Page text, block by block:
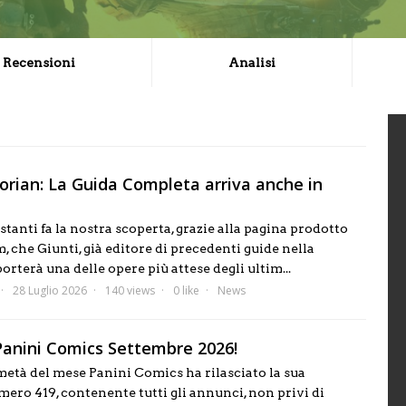
Recensioni Analisi
La Guida Completa arriva anche in
fa la nostra scoperta, grazie alla pagina prodotto
che Giunti, già editore di precedenti guide nella
una delle opere più attese degli ultim...
28 Luglio 2026 140 views 0 like News
Comics Settembre 2026!
del mese Panini Comics ha rilasciato la sua
419, contenente tutti gli annunci, non privi di